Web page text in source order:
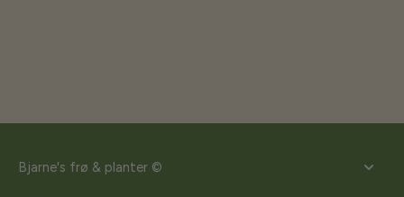
Bjarne's frø & planter ©